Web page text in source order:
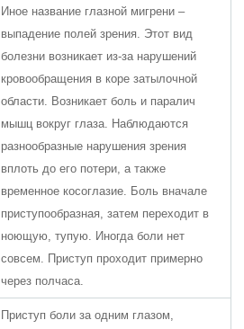
Иное название глазной мигрени –
выпадение полей зрения. Этот вид
болезни возникает из-за нарушений
кровообращения в коре затылочной
области. Возникает боль и паралич
мышц вокруг глаза. Наблюдаются
разнообразные нарушения зрения
вплоть до его потери, а также
временное косоглазие. Боль вначале
приступообразная, затем переходит в
ноющую, тупую. Иногда боли нет
совсем. Приступ проходит примерно
через полчаса.
Приступ боли за одним глазом,